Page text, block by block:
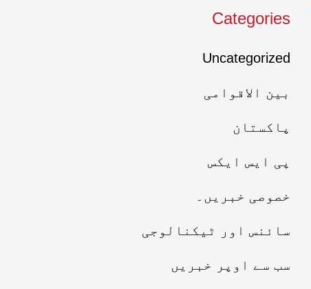
Categories
Uncategorized
بین الاقوامی
پاکستان
پی ایس ایکس
خصوصی خبریں۔
سائنس اور ٹیکنالوجی
سب سے اوپر خبریں